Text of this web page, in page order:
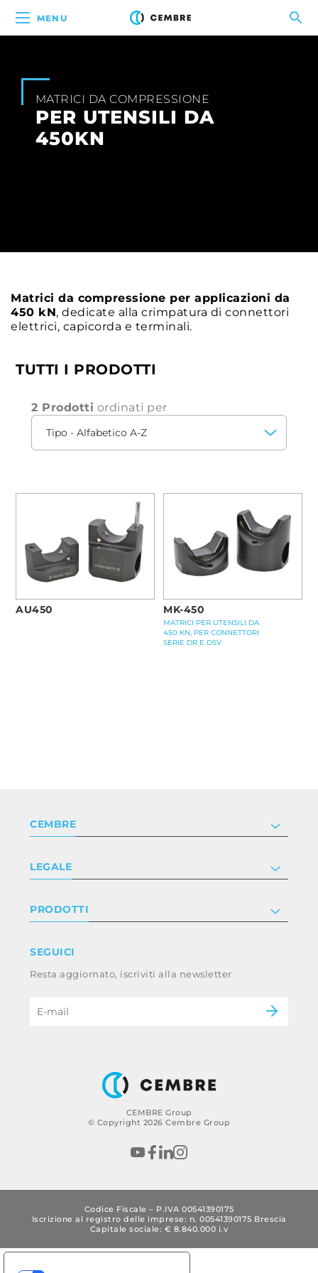
MENU
MATRICI DA COMPRESSIONE
PER UTENSILI DA
450KN
Matrici da compressione per applicazioni da
450 kN, dedicate alla crimpatura di connettori
elettrici, capicorda e terminali.
TUTTI I PRODOTTI
2 Prodotti ordinati per
AU450 MK-450
MATRICI PER UTENSILI DA
450 KN, PER CONNETTORI
SERIE DR E DSV
CEMBRE Group
© Copyright 2026 Cembre Group
CEMBRE
Certificazioni
Lavora con noi
LEGALE
Termini e condizioni
Whistleblowing
Codice etico e policy anticorruzione del
PRODOTTI
Power & utilities
B2B Disclaimer
SEGUICI
Resta aggiornato, iscriviti alla newsletter
Codice Fiscale – P.IVA 00541390175
Iscrizione al registro delle imprese: n. 00541390175 Brescia
Capitale sociale: € 8.840.000 i.v